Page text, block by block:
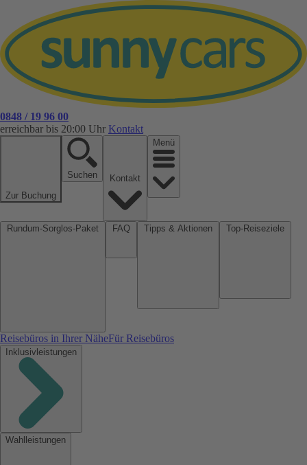
0848 / 19 96 00
erreichbar bis 20:00 Uhr Kontakt
Zur Buchung
Suchen
Menü
Reisebüros in Ihrer NäheFür Reisebüros
Inklusivleistungen
Wahlleistungen